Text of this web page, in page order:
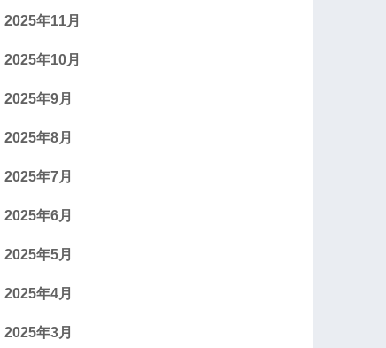
2025年11月
2025年10月
2025年9月
2025年8月
2025年7月
2025年6月
2025年5月
2025年4月
2025年3月